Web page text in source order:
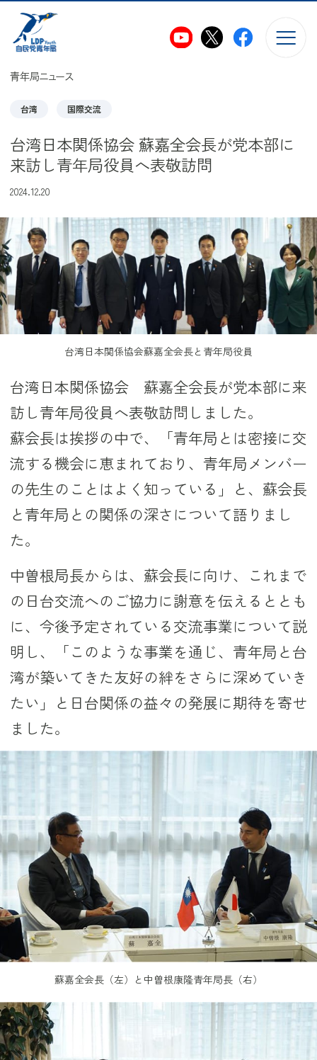
このページの本文へ移動
青年局ニュース
台湾 国際交流
台湾日本関係協会 蘇嘉全会長が党本部に
来訪し青年局役員へ表敬訪問
2024.12.20
台湾日本関係協会蘇嘉全会長と青年局役員
台湾日本関係協会 蘇嘉全会長が党本部に来
訪し青年局役員へ表敬訪問しました。
蘇会長は挨拶の中で、「青年局とは密接に交
流する機会に恵まれており、青年局メンバー
の先生のことはよく知っている」と、蘇会長
と青年局との関係の深さについて語りまし
た。
中曽根局長からは、蘇会長に向け、これまで
の日台交流へのご協力に謝意を伝えるととも
に、今後予定されている交流事業について説
明し、「このような事業を通じ、青年局と台
湾が築いてきた友好の絆をさらに深めていき
たい」と日台関係の益々の発展に期待を寄せ
ました。
蘇嘉全会長（左）と中曽根康隆青年局長（右）